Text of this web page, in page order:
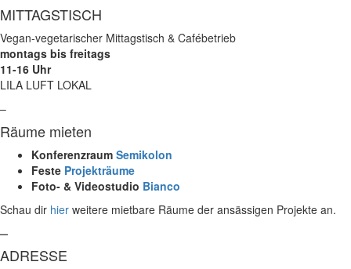
MITTAGSTISCH
Vegan-vegetarischer Mittagstisch & Cafébetrieb
montags bis freitags
11-16 Uhr
LILA LUFT LOKAL
–
Räume mieten
Konferenzraum Semikolon
Feste Projekträume
Foto- & Videostudio Bianco
Schau dir hier weitere mietbare Räume der ansässigen Projekte an.
–
ADRESSE